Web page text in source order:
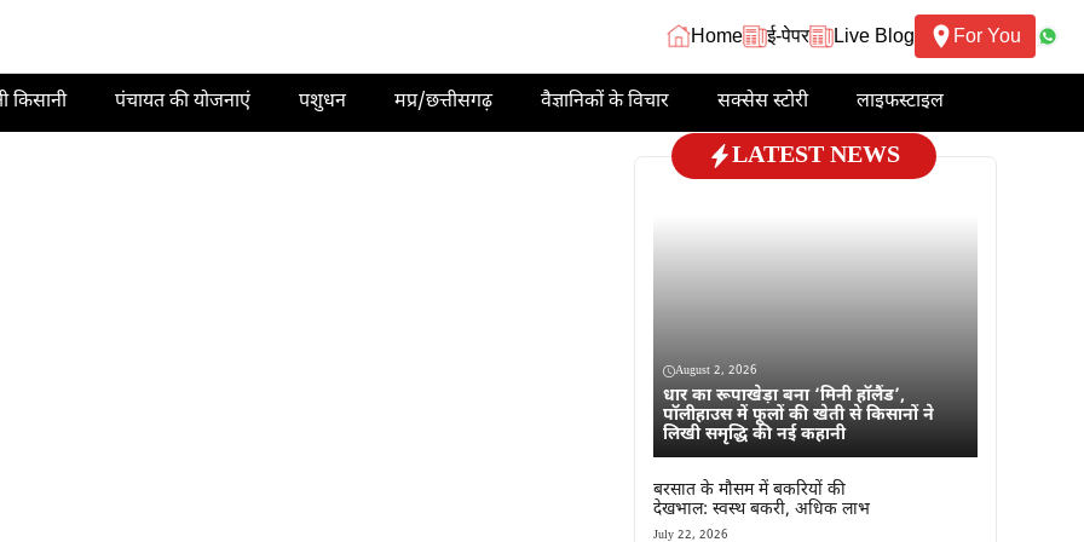
Home ई-पेपर Live Blog For You
किसानी पंचायत की योजनाएं पशुधन मप्र/छत्तीसगढ़ वैज्ञानिकों के विचार सक्सेस स्टोरी लाइफस्टाइल
LATEST NEWS
August 2, 2026
धार का रूपाखेड़ा बना ‘मिनी हॉलैंड’,
पॉलीहाउस में फूलों की खेती से किसानों ने
लिखी समृद्धि की नई कहानी
बरसात के मौसम में बकरियों की
देखभाल: स्वस्थ बकरी, अधिक लाभ
July 22, 2026